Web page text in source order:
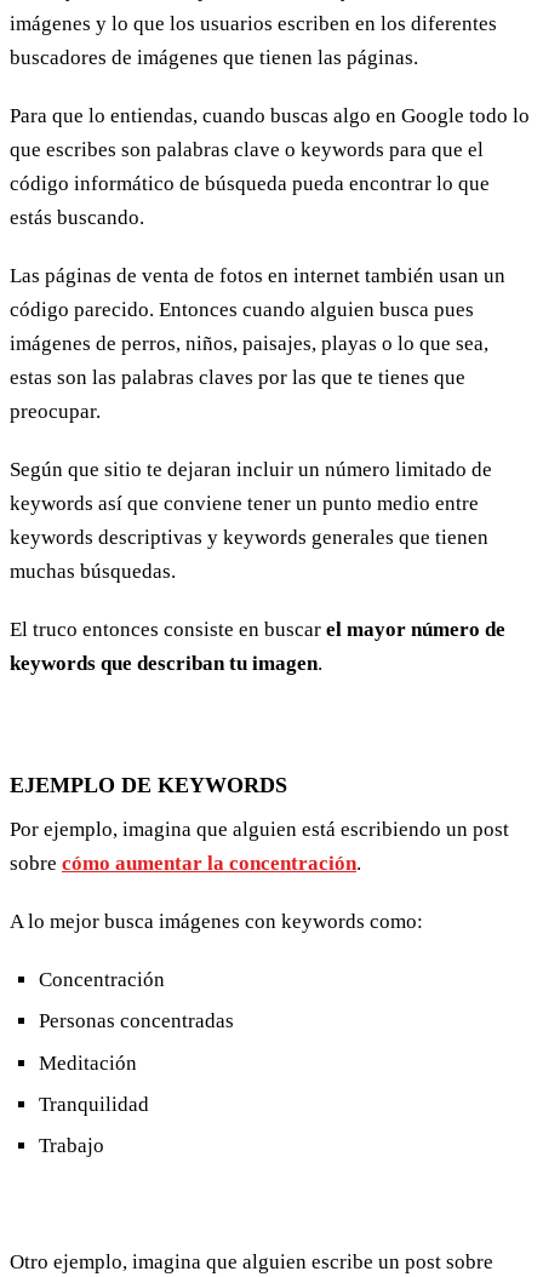
imágenes y lo que los usuarios escriben en los diferentes
buscadores de imágenes que tienen las páginas.
Para que lo entiendas, cuando buscas algo en Google todo lo
que escribes son palabras clave o keywords para que el
código informático de búsqueda pueda encontrar lo que
estás buscando.
Las páginas de venta de fotos en internet también usan un
código parecido. Entonces cuando alguien busca pues
imágenes de perros, niños, paisajes, playas o lo que sea,
estas son las palabras claves por las que te tienes que
preocupar.
Según que sitio te dejaran incluir un número limitado de
keywords así que conviene tener un punto medio entre
keywords descriptivas y keywords generales que tienen
muchas búsquedas.
El truco entonces consiste en buscar el mayor número de
keywords que describan tu imagen.
EJEMPLO DE KEYWORDS
Por ejemplo, imagina que alguien está escribiendo un post
sobre cómo aumentar la concentración.
A lo mejor busca imágenes con keywords como:
Concentración
Personas concentradas
Meditación
Tranquilidad
Trabajo
Otro ejemplo, imagina que alguien escribe un post sobre